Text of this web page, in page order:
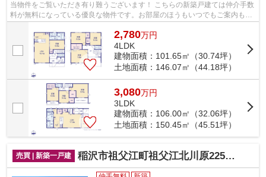
当物件をご覧いただき有り難うございます！ こちらの新築戸建ては仲介手数
料が無料になっている優良な物件です。お部屋のほうもいつでもご案内もさ
2,780万円
4LDK
建物面積：101.65㎡（30.74坪）
土地面積：146.07㎡（44.18坪）
3,080万円
3LDK
建物面積：106.00㎡（32.06坪）
土地面積：150.45㎡（45.51坪）
売買 | 新築一戸建 稲沢市祖父江町祖父江北川原225-2『仲介料無料』新築戸建て